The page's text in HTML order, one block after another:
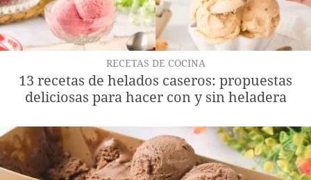
RECETAS DE COCINA
13 recetas de helados caseros: propuestas
deliciosas para hacer con y sin heladera